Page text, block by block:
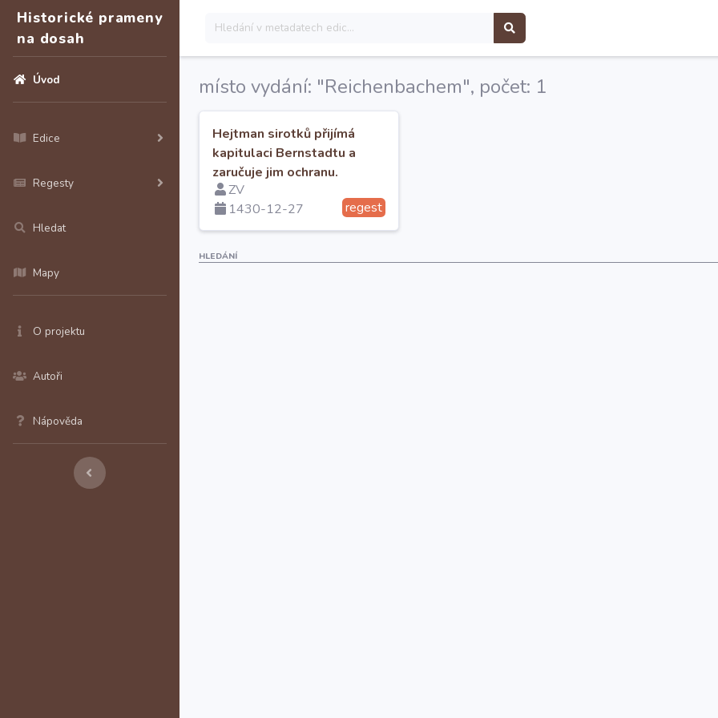
Historické prameny
na dosah
Úvod
Edice
Regesty
Hledat
Mapy
O projektu
Autoři
Nápověda
místo vydání: "Reichenbachem", počet: 1
Hejtman sirotků přijímá
kapitulaci Bernstadtu a
zaručuje jim ochranu.
ZV
1430-12-27
regest
HLEDÁNÍ